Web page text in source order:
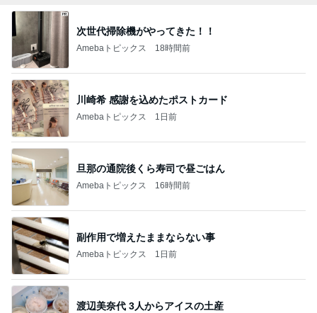
次世代掃除機がやってきた！！
Amebaトピックス 18時間前
川崎希 感謝を込めたポストカード
Amebaトピックス 1日前
旦那の通院後くら寿司で昼ごはん
Amebaトピックス 16時間前
副作用で増えたままならない事
Amebaトピックス 1日前
渡辺美奈代 3人からアイスの土産